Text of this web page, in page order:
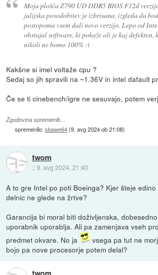
Moja plošča Z790 UD DDR5 BIOS F12d
julijska posodobitev je izbrisana, izgleda da
postopoma vsem dali novo verzijo. Lepo od
obstajal software, ki pokaže ali je kaj defekten,
nikoli ne bomo 100% :(
Kakšne si imel voltaže cpu ?
Sedaj so jih spravili na ~1.36V in intel dafault
Če se ti cinebench/igre ne sesuvajo, potem
Zgodovina sprememb…
spremenilo:sbawe64(9. avg 2024 ob 21:08)
twom
::9. avg 2024, 21:40
A to gre Intel po poti Boeinga? Kjer šteje
delnic ne glede na žrtve?
Garancija bi moral biti doživljenska,
uporabnik uporablja. Ali pa zamenjava vseh
predmet okvare. No ja
vsega pa tut ne
bojo pa nove procesorje potem delal?